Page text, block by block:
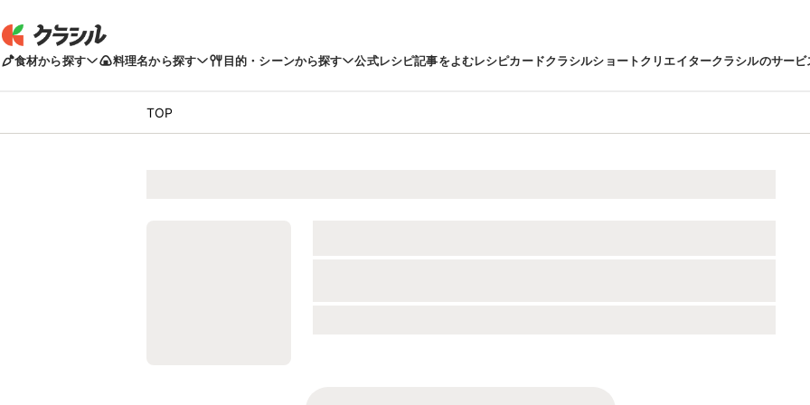
食材から探す 料理名から探す 目的・シーンから探す 公式レシピ記事をよむレシピカードクラシルショートクリエイタークラシルのサービ
TOP